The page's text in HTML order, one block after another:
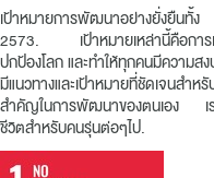
เป้าหมายการพัฒนาอย่างยั่งยืนทั้ง
2573. เป้าหมายเหล่านี้คือการเ
ปกป้องโลก และทำให้ทุกคนมีความ
มีแนวทางและเป้าหมายที่ชัดเจนสำ
สำคัญในการพัฒนาของตนเอง เรา
ชีวิตสำหรับคนรุ่นต่อๆไป.